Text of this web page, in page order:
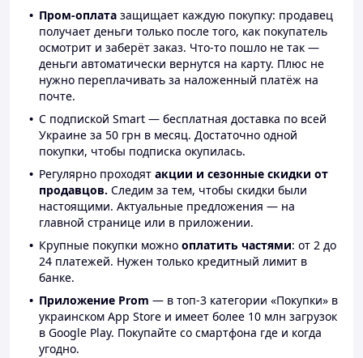
Пром-оплата защищает каждую покупку: продавец
получает деньги только после того, как покупатель
осмотрит и заберёт заказ. Что-то пошло не так —
деньги автоматически вернутся на карту. Плюс не
нужно переплачивать за наложенный платёж на
почте.
С подпиской Smart — бесплатная доставка по всей
Украине за 50 грн в месяц. Достаточно одной
покупки, чтобы подписка окупилась.
Регулярно проходят акции и сезонные скидки от
продавцов. Следим за тем, чтобы скидки были
настоящими. Актуальные предложения — на
главной странице или в приложении.
Крупные покупки можно оплатить частями: от 2 до
24 платежей. Нужен только кредитный лимит в
банке.
Приложение Prom — в топ-3 категории «Покупки» в
украинском App Store и имеет более 10 млн загрузок
в Google Play. Покупайте со смартфона где и когда
угодно.